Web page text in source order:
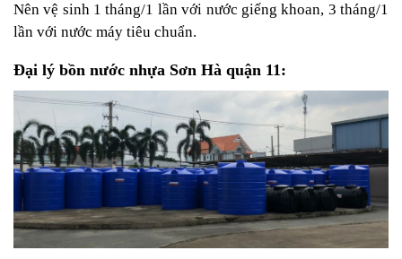
Nên vệ sinh 1 tháng/1 lần với nước giếng khoan, 3 tháng/1
lần với nước máy tiêu chuẩn.
Đại lý bồn nước nhựa Sơn Hà quận 11: